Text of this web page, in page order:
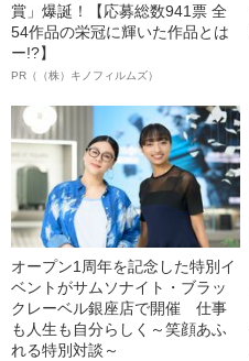
賞」爆誕！【応募総数941票 全
54作品の栄冠に輝いた作品とは
ー!?】
PR（（株）キノフィルムズ）
オープン1周年を記念した特別イ
ベントがサムソナイト・ブラッ
クレーベル銀座店で開催 仕事
も人生も自分らしく～笑顔あふ
れる特別対談～